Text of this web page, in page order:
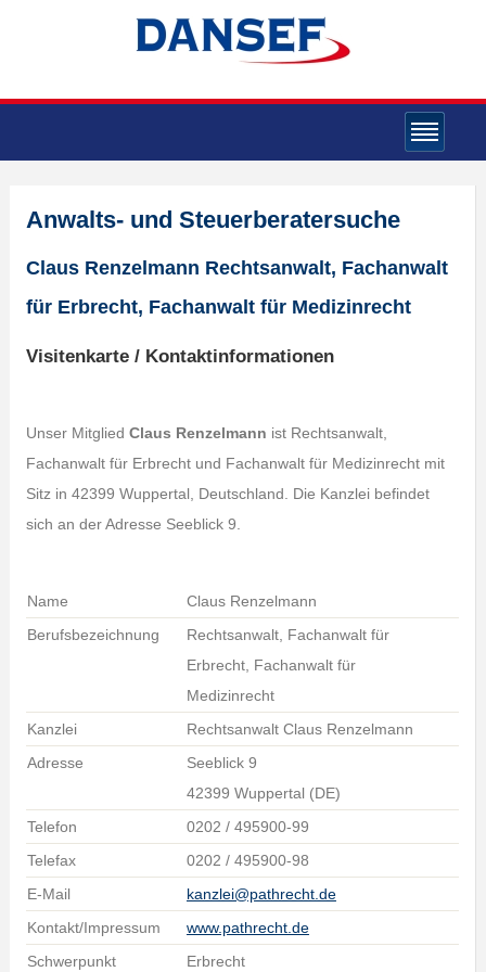
Anwalts- und Steuerberatersuche
Claus Renzelmann Rechtsanwalt, Fachanwalt
für Erbrecht, Fachanwalt für Medizinrecht
Visitenkarte / Kontaktinformationen
Unser Mitglied Claus Renzelmann ist Rechtsanwalt,
Fachanwalt für Erbrecht und Fachanwalt für Medizinrecht mit
Sitz in 42399 Wuppertal, Deutschland. Die Kanzlei befindet
sich an der Adresse Seeblick 9.
Name
Claus Renzelmann
Berufsbezeichnung
Rechtsanwalt, Fachanwalt für
Erbrecht, Fachanwalt für
Medizinrecht
Kanzlei
Rechtsanwalt Claus Renzelmann
Adresse
Seeblick 9
42399 Wuppertal (DE)
Telefon
0202 / 495900-99
Telefax
0202 / 495900-98
E-Mail
kanzlei@pathrecht.de
Kontakt/Impressum
www.pathrecht.de
Schwerpunkt
Erbrecht